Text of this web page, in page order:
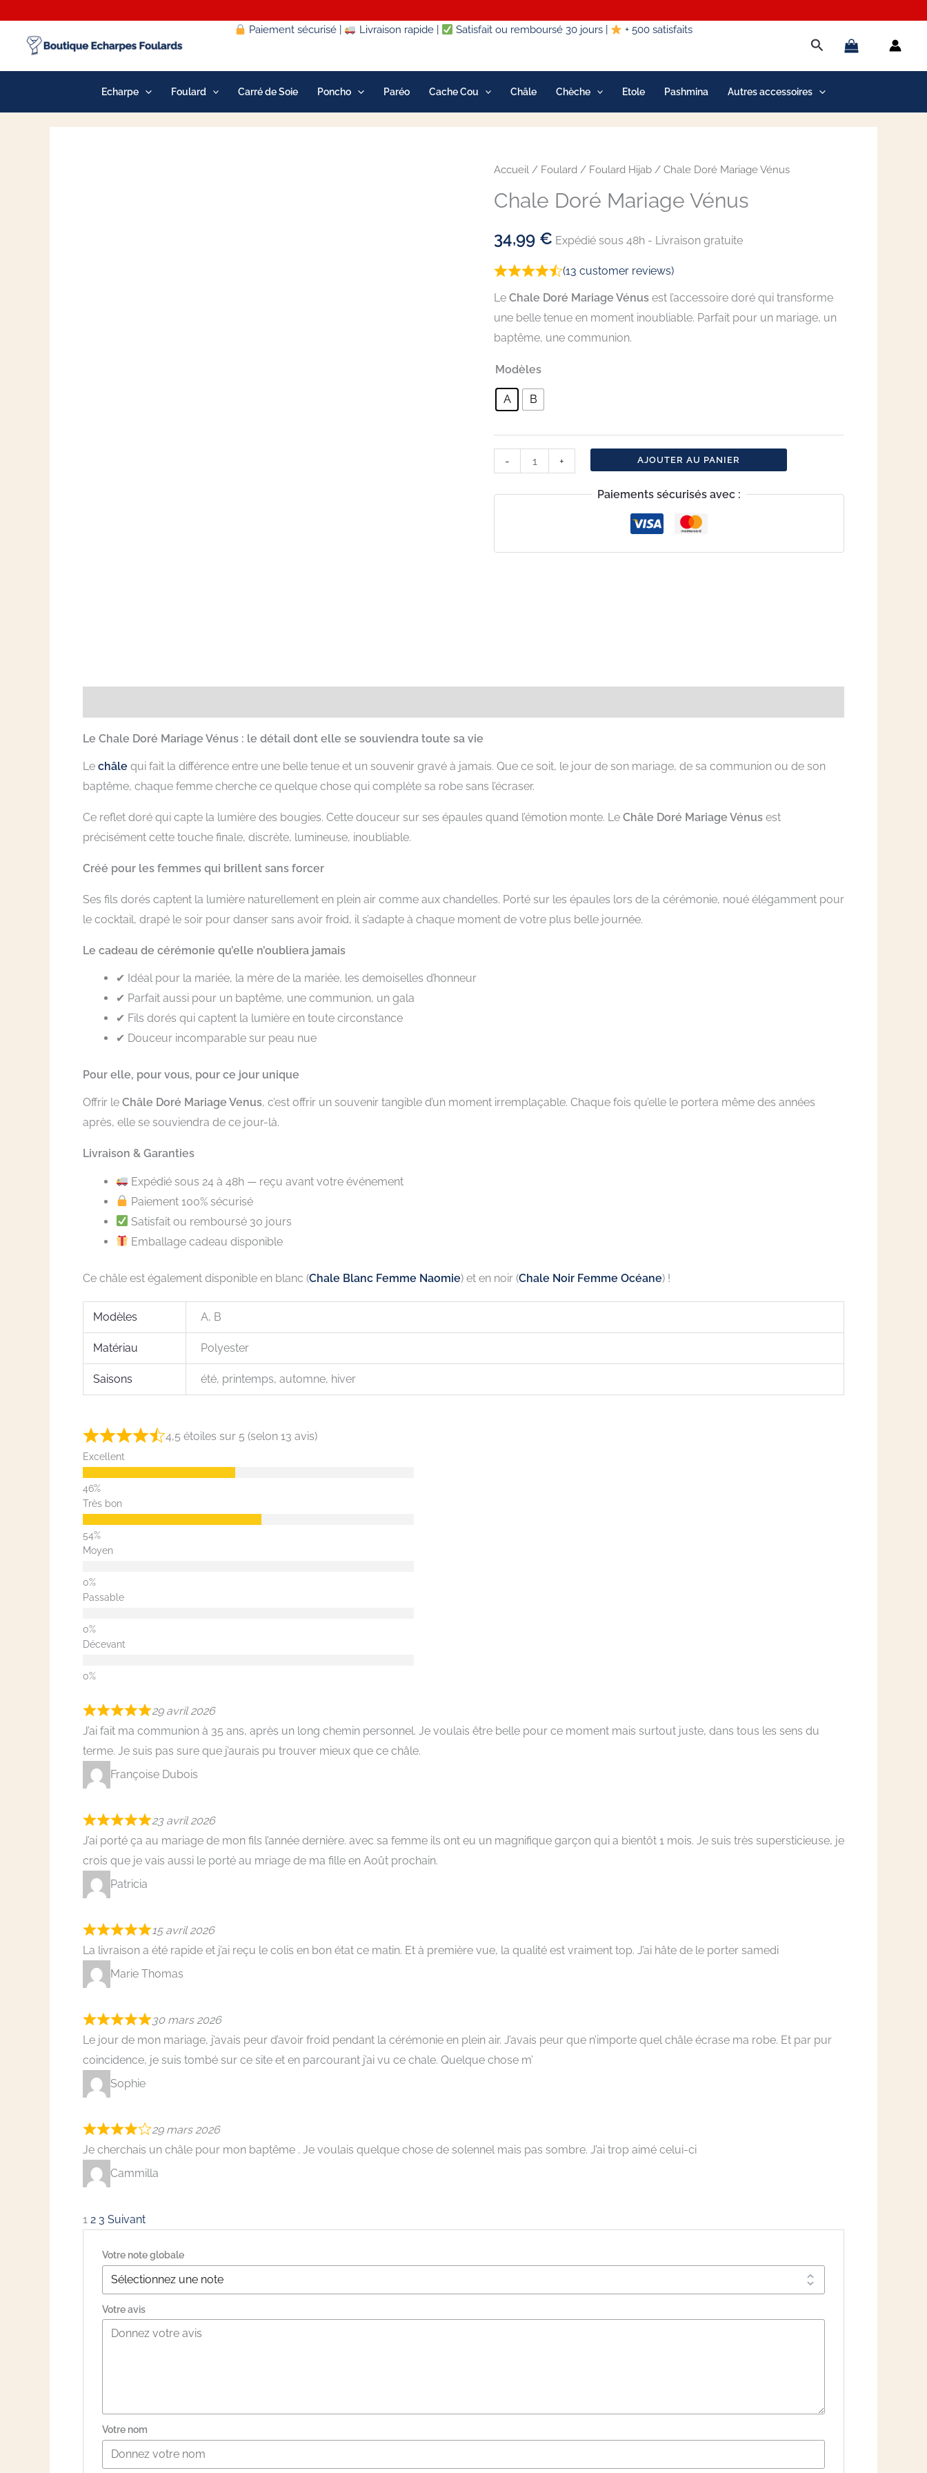
contenu
Paiement sécurisé | Livraison rapide | Satisfait ou remboursé 30 jours | + 500 satisfaits
Rechercher
Echarpe Foulard Carré de Soie Poncho Paréo Cache Cou Châle Chèche Etole Pashmina Autres accessoires
Accueil / Foulard / Foulard Hijab / Chale Doré Mariage Vénus
Chale Doré Mariage Vénus
34,99 € Expédié sous 48h - Livraison gratuite
(13 customer reviews)
LeChale Doré Mariage Vénus est l’accessoire doré qui transforme
une belle tenue en moment inoubliable. Parfait pour un mariage, un
baptême, une communion.
Modèles
A B
-
quantité
Chale
Mariage
Vénus
+ AJOUTER AU PANIER
Paiements sécurisés avec :
Le Chale Doré Mariage Vénus : le détail dont elle se souviendra toute sa vie
Le châle qui fait la différence entre une belle tenue et un souvenir gravé à jamais. Que ce soit, le jour de son mariage, de sa communion ou de son
baptême, chaque femme cherche ce quelque chose qui complète sa robe sans l’écraser.
Ce reflet doré qui capte la lumière des bougies. Cette douceur sur ses épaules quand l’émotion monte. Le Châle Doré Mariage Vénus est
précisément cette touche finale, discrète, lumineuse, inoubliable.
Créé pour les femmes qui brillent sans forcer
Ses fils dorés captent la lumière naturellement en plein air comme aux chandelles. Porté sur les épaules lors de la cérémonie, noué élégamment pour
le cocktail, drapé le soir pour danser sans avoir froid, il s’adapte à chaque moment de votre plus belle journée.
Le cadeau de cérémonie qu’elle n’oubliera jamais
✔ Idéal pour la mariée, la mère de la mariée, les demoiselles d’honneur
✔ Parfait aussi pour un baptême, une communion, un gala
✔ Fils dorés qui captent la lumière en toute circonstance
✔ Douceur incomparable sur peau nue
Pour elle, pour vous, pour ce jour unique
Offrir le Châle Doré Mariage Venus, c’est offrir un souvenir tangible d’un moment irremplaçable. Chaque fois qu’elle le portera même des années
après, elle se souviendra de ce jour-là.
Livraison & Garanties
Expédié sous 24 à 48h — reçu avant votre événement
Paiement 100% sécurisé
Satisfait ou remboursé 30 jours
Emballage cadeau disponible
Ce châle est également disponible en blanc (Chale Blanc Femme Naomie) et en noir (Chale Noir Femme Océane) !
Modèles A, B
Matériau Polyester
Saisons été, printemps, automne, hiver
4,5 étoiles sur 5 (selon 13 avis)
Excellent
Très bon
Moyen
Passable
Décevant
29 avril 2026
J’ai fait ma communion à 35 ans, après un long chemin personnel. Je voulais être belle pour ce moment mais surtout juste, dans tous les sens du
terme. Je suis pas sure que j’aurais pu trouver mieux que ce châle.
Françoise Dubois
23 avril 2026
J’ai porté ça au mariage de mon fils l’année dernière. avec sa femme ils ont eu un magnifique garçon qui a bientôt 1 mois. Je suis très supersticieuse, je
crois que je vais aussi le porté au mriage de ma fille en Août prochain.
Patricia
15 avril 2026
La livraison a été rapide et j’ai reçu le colis en bon état ce matin. Et à première vue, la qualité est vraiment top. J’ai hâte de le porter samedi
Marie Thomas
30 mars 2026
Le jour de mon mariage, j’avais peur d’avoir froid pendant la cérémonie en plein air. J’avais peur que n’importe quel châle écrase ma robe. Et par pur
coincidence, je suis tombé sur ce site et en parcourant j’ai vu ce chale. Quelque chose m’
Sophie
29 mars 2026
Je cherchais un châle pour mon baptême . Je voulais quelque chose de solennel mais pas sombre. J’ai trop aimé celui-ci
Cammilla
Navigation
Reviews
Page
1 Page
2 Page
3 Suivant
Votre note globale
Votre avis
Votre nom